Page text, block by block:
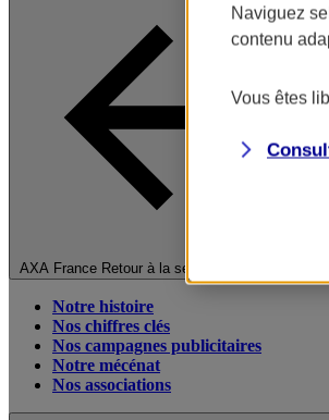
AXA France Retour à la section précédente
Notre histoire
Nos chiffres clés
Nos campagnes publicitaires
Notre mécénat
Nos associations
Naviguez
contenu
Vous êtes